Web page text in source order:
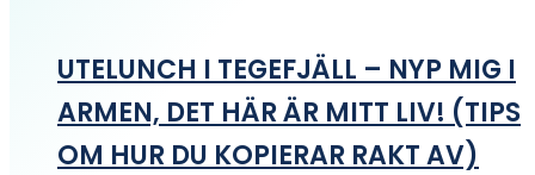
UTELUNCH I TEGEFJÄLL – NYP MIG I
ARMEN, DET HÄR ÄR MITT LIV! (TIPS
OM HUR DU KOPIERAR RAKT AV)